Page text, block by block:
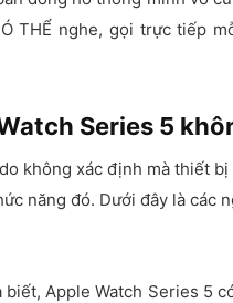
THỂ nghe, gọi trực tiếp
Series 5
không xác định mà thiết
năng đó. Dưới đây là các
Apple Watch Series 5